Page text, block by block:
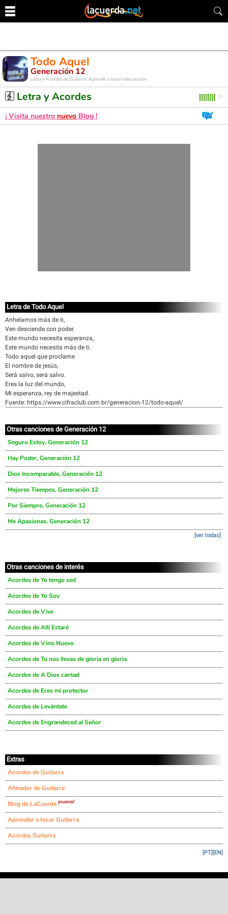
Todo Aquel
Generación 12
Letra y Acordes de Guitarra. Aprende a tocar esta canción
Letra y Acordes
¡ Visita nuestro nuevo Blog !
Letra de Todo Aquel
Anhelamos más de ti,
Ven desciende con poder.
Este mundo necesita esperanza,
Este mundo necesita más de ti.
Todo aquel que proclame
El nombre de jesús,
Será salvo, será salvo.
Eres la luz del mundo,
Mi esperanza, rey de majestad.
Fuente: https://www.cifraclub.com.br/generacion-12/todo-aquel/
Otras canciones de Generación 12
Seguro Estoy, Generación 12
Hay Poder, Generación 12
Dios Incomparable, Generación 12
Mejores Tiempos, Generación 12
Por Siempre, Generación 12
Me Apasionas, Generación 12
[ver todas]
Otras canciones de interés
Acordes de Yo tengo sed
Acordes de Yo Soy
Acordes de Vive
Acordes de Allí Estaré
Acordes de Vino Nuevo
Acordes de Tu nos llevas de gloria en gloria
Acordes de A Dios cantad
Acordes de Eres mi protector
Acordes de Levántate
Acordes de Engrandeced al Señor
Extras
Acordes de Guitarra
Afinador de Guitarra
Blog de LaCuerda ¡nuevo!
Aprender a tocar Guitarra
Acordes Guitarra
[EN]
[PT]